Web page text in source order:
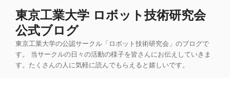
東京工業大学 ロボット技術研究会
公式ブログ
東京工業大学の公認サークル「ロボット技術研究会」のブログで
す。 当サークルの日々の活動の様子を皆さんにお伝えしていきま
す。たくさんの人に気軽に読んでもらえると嬉しいです。